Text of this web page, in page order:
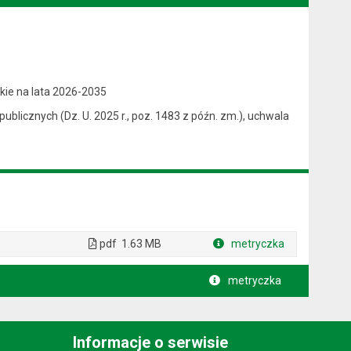
na lata 2026-2035
(Dz. U. 2025 r., poz. 1483 z późn. zm.), uchwala
pdf 1.63 MB metryczka
metryczka
Informacje o serwisie